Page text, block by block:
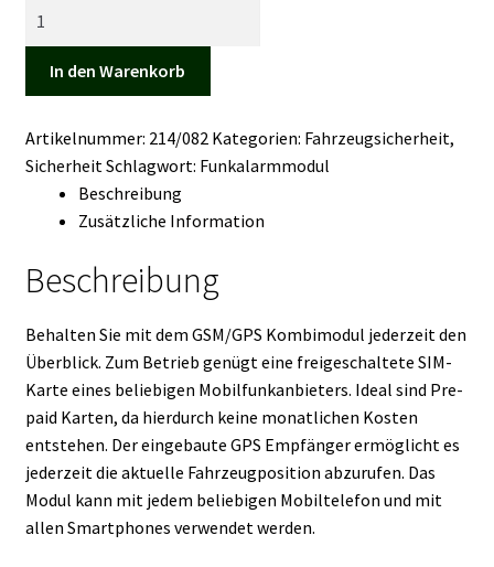
Warenkorb
GPS
In den Warenkorb
Artikelnummer: 214/082 Kategorien: Fahrzeugsicherheit,
Sicherheit Schlagwort: Funkalarmmodul
Beschreibung
Zusätzliche Information
Beschreibung
Behalten Sie mit dem GSM/GPS Kombimodul jederzeit den
Überblick. Zum Betrieb genügt eine freigeschaltete SIM-
Karte eines beliebigen Mobilfunkanbieters. Ideal sind Pre-
paid Karten, da hierdurch keine monatlichen Kosten
entstehen. Der eingebaute GPS Empfänger ermöglicht es
jederzeit die aktuelle Fahrzeugposition abzurufen. Das
Modul kann mit jedem beliebigen Mobiltelefon und mit
allen Smartphones verwendet werden.